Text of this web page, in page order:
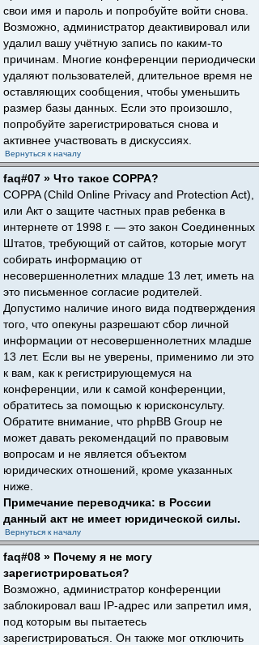
свои имя и пароль и попробуйте войти снова.
Возможно, администратор деактивировал или
удалил вашу учётную запись по каким-то
причинам. Многие конференции периодически
удаляют пользователей, длительное время не
оставляющих сообщения, чтобы уменьшить
размер базы данных. Если это произошло,
попробуйте зарегистрироваться снова и
активнее участвовать в дискуссиях.
Вернуться к началу
faq#07 » Что такое COPPA?
COPPA (Child Online Privacy and Protection Act),
или Акт о защите частных прав ребенка в
интернете от 1998 г. — это закон Соединенных
Штатов, требующий от сайтов, которые могут
собирать информацию от
несовершеннолетних младше 13 лет, иметь на
это письменное согласие родителей.
Допустимо наличие иного вида подтверждения
того, что опекуны разрешают сбор личной
информации от несовершеннолетних младше
13 лет. Если вы не уверены, применимо ли это
к вам, как к регистрирующемуся на
конференции, или к самой конференции,
обратитесь за помощью к юрисконсульту.
Обратите внимание, что phpBB Group не
может давать рекомендаций по правовым
вопросам и не является объектом
юридических отношений, кроме указанных
ниже.
Примечание переводчика: в России
данный акт не имеет юридической силы.
Вернуться к началу
faq#08 » Почему я не могу
зарегистрироваться?
Возможно, администратор конференции
заблокировал ваш IP-адрес или запретил имя,
под которым вы пытаетесь
зарегистрироваться. Он также мог отключить